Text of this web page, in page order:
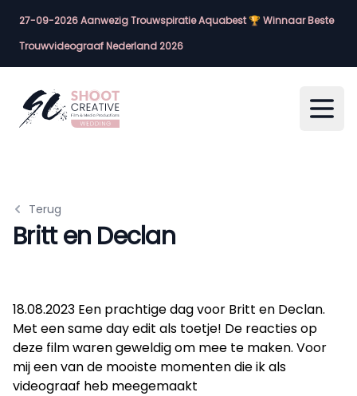
27-09-2026 Aanwezig Trouwspiratie Aquabest 🏆 Winnaar Beste
Trouwvideograaf Nederland 2026
Terug
Britt en Declan
18.08.2023 Een prachtige dag voor Britt en Declan.
Met een same day edit als toetje! De reacties op
deze film waren geweldig om mee te maken. Voor
mij een van de mooiste momenten die ik als
videograaf heb meegemaakt